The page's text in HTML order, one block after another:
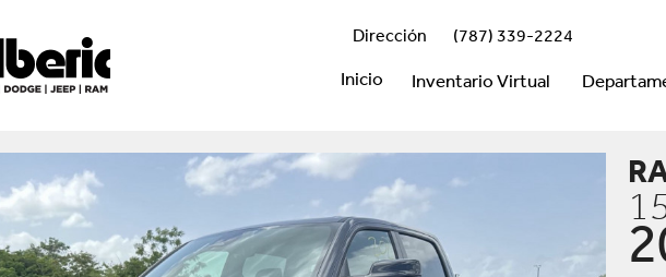
Dirección (787) 339-2224
Inicio Inventario Virtual